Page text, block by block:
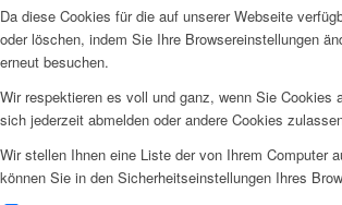
Da diese Cookies für die auf unserer Webseite
oder löschen, indem Sie Ihre Browsereinstellungen
erneut besuchen.
Wir respektieren es voll und ganz, wenn Sie
sich jederzeit abmelden oder andere Cookies
Wir stellen Ihnen eine Liste der von Ihrem Computer
können Sie in den Sicherheitseinstellungen Ihres